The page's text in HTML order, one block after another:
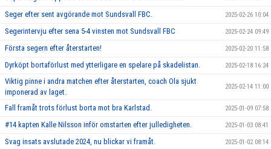
Seger efter sent avgörande mot Sundsvall FBC. 2025-02-26 10:04
Segerintervju efter sena 5-4 vinsten mot Sundsvall FBC 2025-02-24 09:49
Första segern efter återstarten! 2025-02-20 11:58
Dyrköpt bortaförlust med ytterligare en spelare på skadelistan. 2025-02-18 16:24
Viktig pinne i andra matchen efter återstarten, coach Ola sjukt
imponerad av laget.
2025-02-14 11:00
Fall framåt trots förlust borta mot bra Karlstad. 2025-01-09 07:58
#14 kapten Kalle Nilsson inför omstarten efter julledigheten. 2025-01-03 08:41
Svag insats avslutade 2024, nu blickar vi framåt. 2025-01-02 08:14